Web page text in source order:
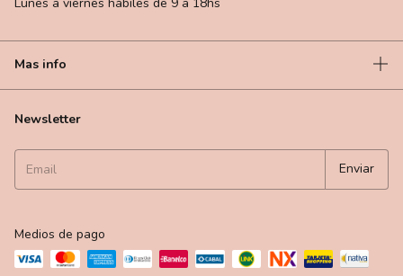
Mas info
Newsletter
Medios de pago